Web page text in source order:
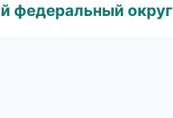
федеральный округ